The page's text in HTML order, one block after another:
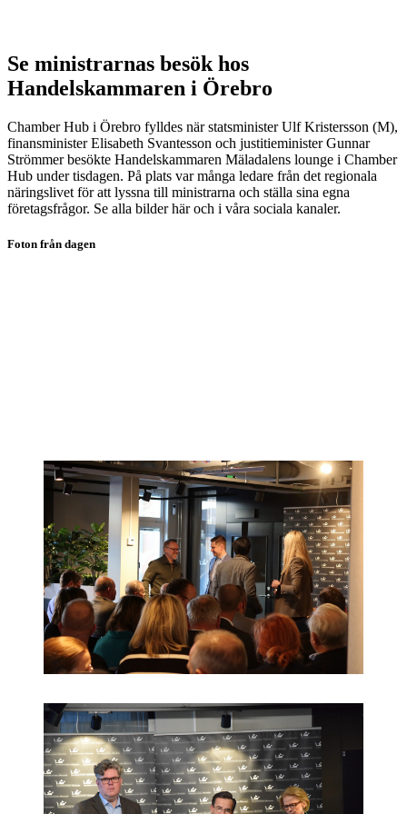
Skeppningsnätverket
VD-nätverket
YHM-nätverket
Effektiv tullhantering
Export- & importdokument
Internationell moms
Internationell affärsjuridik
Remburshantering – Letter
of Credit
Ursprungsregler &
frihandelsavtal
Se ministrarnas besök hos
Handelskammaren i Örebro
Chamber Hub i Örebro fylldes när statsminister Ulf Kristersson (M),
finansminister Elisabeth Svantesson och justitieminister Gunnar
Strömmer besökte Handelskammaren Mäladalens lounge i Chamber
Hub under tisdagen. På plats var många ledare från det regionala
näringslivet för att lyssna till ministrarna och ställa sina egna
företagsfrågor. Se alla bilder här och i våra sociala kanaler.
Foton från dagen